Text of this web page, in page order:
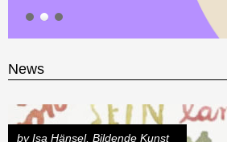
News
by Isa Hänsel, Bildende Kunst